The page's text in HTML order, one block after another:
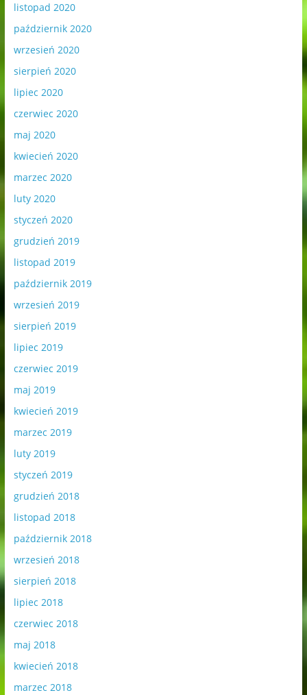
listopad 2020
październik 2020
wrzesień 2020
sierpień 2020
lipiec 2020
czerwiec 2020
maj 2020
kwiecień 2020
marzec 2020
luty 2020
styczeń 2020
grudzień 2019
listopad 2019
październik 2019
wrzesień 2019
sierpień 2019
lipiec 2019
czerwiec 2019
maj 2019
kwiecień 2019
marzec 2019
luty 2019
styczeń 2019
grudzień 2018
listopad 2018
październik 2018
wrzesień 2018
sierpień 2018
lipiec 2018
czerwiec 2018
maj 2018
kwiecień 2018
marzec 2018